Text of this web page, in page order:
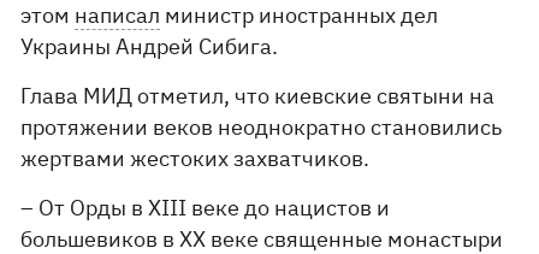
этом написал министр иностранных дел
Украины Андрей Сибига.
Глава МИД отметил, что киевские святыни на
протяжении веков неоднократно становились
жертвами жестоких захватчиков.
– От Орды в XIII веке до нацистов и
большевиков в XX веке священные монастыри